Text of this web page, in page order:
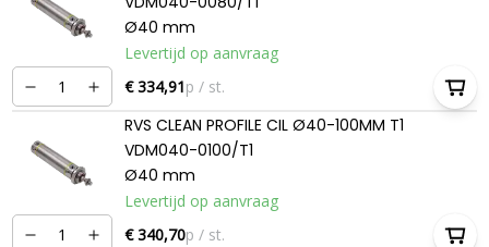
Ø40 mm
Levertijd op aanvraag
€ 334,91p / st.
RVS CLEAN PROFILE CIL Ø40-100MM T1
VDM040-0100/T1
Ø40 mm
Levertijd op aanvraag
€ 340,70p / st.